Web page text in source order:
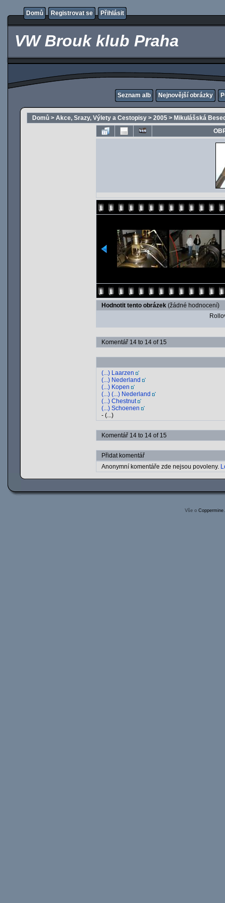
Domů Registrovat se Přihlásit
VW Brouk klub Praha
Seznam alb Nejnovější obrázky
Domů > Akce, Srazy, Výlety a Cestopisy > 2005 > Mikulášská
Hodnotit tento obrázek (žádné hodnocení)
Komentář 14 to 14 of 15
(...) Laarzen
(...) Nederland
(...) Kopen
(...) (...) Nederland
(...) Chestnut
(...) Schoenen
- (...)
Komentář 14 to 14 of 15
Přidat komentář
Anonymní komentáře zde nejsou povoleny.
Vše o Coppermine